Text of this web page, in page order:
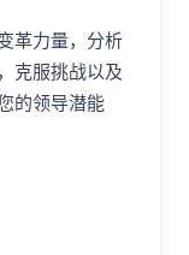
革力量，分析
克服挑战以及
的领导潜能